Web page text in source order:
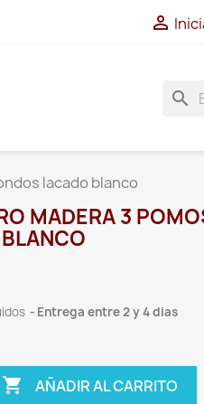

search
lacado blanco
MADERA 3
Entrega entre 2 y 4 dias
 AÑADIR AL CARRITO